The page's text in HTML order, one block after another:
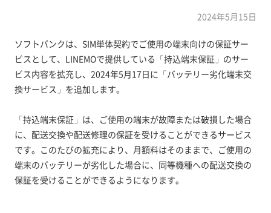
2024年5月15日
ソフトバンクは、SIM単体契約でご使用の端末向けの保証サー
ビスとして、LINEMOで提供している「持込端末保証」のサー
ビス内容を拡充し、2024年5月17日に「バッテリー劣化端末交
換サービス」を追加します。
「持込端末保証」は、ご使用の端末が故障または破損した場合
に、配送交換や配送修理の保証を受けることができるサービス
です。このたびの拡充により、月額料はそのままで、ご使用の
端末のバッテリーが劣化した場合に、同等機種への配送交換の
保証を受けることができるようになります。